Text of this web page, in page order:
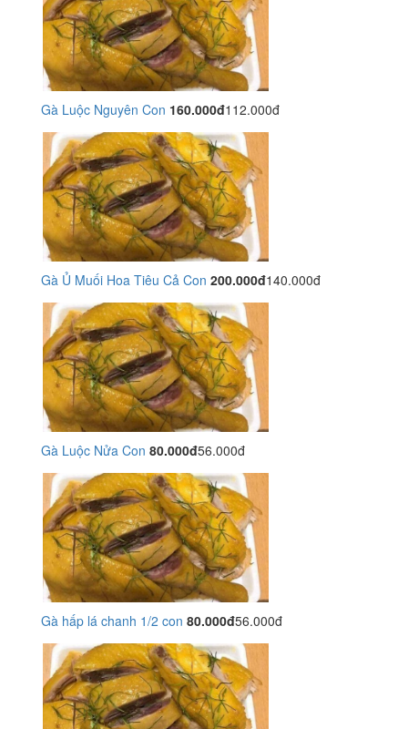
Gà Luộc Nguyên Con 160.000đ112.000đ
Gà Ủ Muối Hoa Tiêu Cả Con 200.000đ140.000đ
Gà Luộc Nửa Con 80.000đ56.000đ
Gà hấp lá chanh 1/2 con 80.000đ56.000đ